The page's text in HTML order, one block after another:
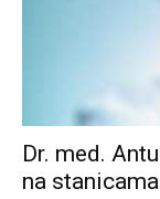
Dr. med.
na